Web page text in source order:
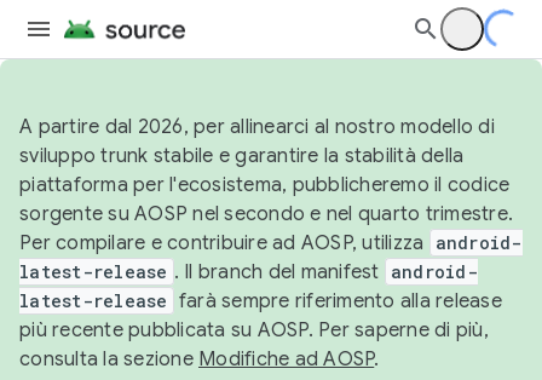
A partire dal 2026, per allinearci al nostro modello di
sviluppo trunk stabile e garantire la stabilità della
piattaforma per l'ecosistema, pubblicheremo il codice
sorgente su AOSP nel secondo e nel quarto trimestre.
Per compilare e contribuire ad AOSP, utilizza
android-
latest-release . Il branch del manifest android-
latest-release farà sempre riferimento alla release
più recente pubblicata su AOSP. Per saperne di più,
consulta la sezione Modifiche ad AOSP.